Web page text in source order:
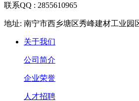
联系QQ : 2855610965
地址: 南宁市西乡塘区秀峰建材工业园
关于我们
公司简介
企业荣誉
人才招聘